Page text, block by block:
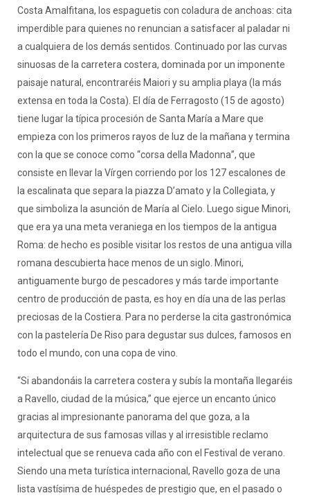
Costa Amalfitana, los espaguetis con coladura de anchoas: cita
imperdible para quienes no renuncian a satisfacer al paladar ni
a cualquiera de los demás sentidos. Continuado por las curvas
sinuosas de la carretera costera, dominada por un imponente
paisaje natural, encontraréis Maiori y su amplia playa (la más
extensa en toda la Costa). El día de Ferragosto (15 de agosto)
tiene lugar la típica procesión de Santa María a Mare que
empieza con los primeros rayos de luz de la mañana y termina
con la que se conoce como “corsa della Madonna”, que
consiste en llevar la Vírgen corriendo por los 127 escalones de
la escalinata que separa la piazza D’amato y la Collegiata, y
que simboliza la asunción de María al Cielo. Luego sigue Minori,
que era ya una meta veraniega en los tiempos de la antigua
Roma: de hecho es posible visitar los restos de una antigua villa
romana descubierta hace menos de un siglo. Minori,
antiguamente burgo de pescadores y más tarde importante
centro de producción de pasta, es hoy en día una de las perlas
preciosas de la Costiera. Para no perderse la cita gastronómica
con la pastelería De Riso para degustar sus dulces, famosos en
todo el mundo, con una copa de vino.
“Si abandonáis la carretera costera y subís la montaña llegaréis
a Ravello, ciudad de la música,” que ejerce un encanto único
gracias al impresionante panorama del que goza, a la
arquitectura de sus famosas villas y al irresistible reclamo
intelectual que se renueva cada año con el Festival de verano.
Siendo una meta turística internacional, Ravello goza de una
lista vastísima de huéspedes de prestigio que, en el pasado o